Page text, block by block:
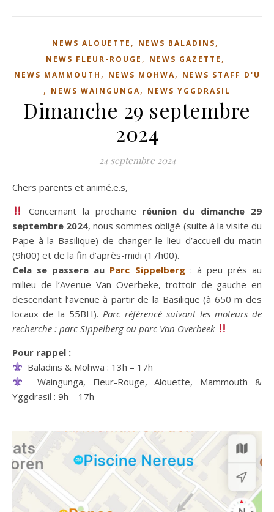
NEWS ALOUETTE , NEWS BALADINS,
NEWS FLEUR-ROUGE , NEWS GAZETTE ,
NEWS MAMMOUTH , NEWS MOHWA, NEWS STAFF D'U
, NEWS WAINGUNGA, NEWS YGGDRASIL
Dimanche 29 septembre
2024
24 septembre 2024
Chers parents et animé.e.s,
Concernant la prochaine réunion du dimanche 29
septembre 2024, nous sommes obligé (suite à la visite du
Pape à la Basilique) de changer le lieu d’accueil du matin
(9h00) et de la fin d’après-midi (17h00).
Cela se passera au Parc Sippelberg: à peu près au
milieu de l’Avenue Van Overbeke, trottoir de gauche en
descendant l’avenue à partir de la Basilique (à 650 m des
locaux de la 55BH). Parc référencé suivant les moteurs de
recherche : parc Sippelberg ou parc Van Overbeek
Pour rappel :
Baladins & Mohwa : 13h – 17h
Waingunga, Fleur-Rouge, Alouette, Mammouth &
Yggdrasil : 9h – 17h